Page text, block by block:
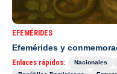
EFEMÉRIDES
Efemérides y
Enlaces rápidos: Nacionales